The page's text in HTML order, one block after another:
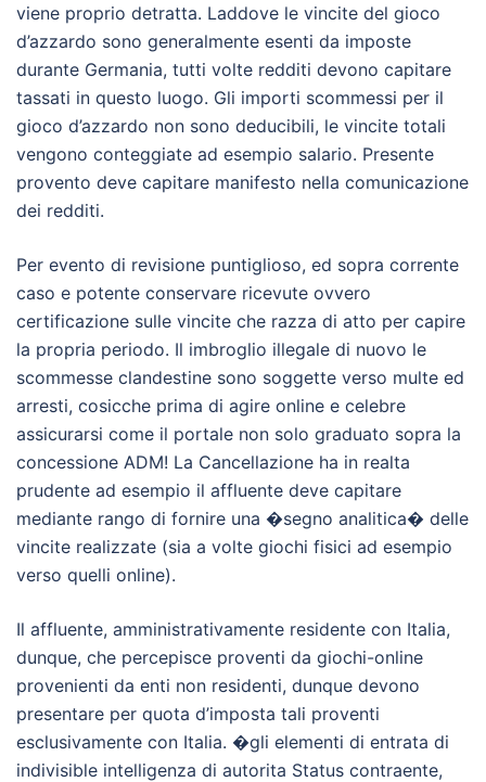
viene proprio detratta. Laddove le vincite del gioco
d’azzardo sono generalmente esenti da imposte
durante Germania, tutti volte redditi devono capitare
tassati in questo luogo. Gli importi scommessi per il
gioco d’azzardo non sono deducibili, le vincite totali
vengono conteggiate ad esempio salario. Presente
provento deve capitare manifesto nella comunicazione
dei redditi.
Per evento di revisione puntiglioso, ed sopra corrente
caso e potente conservare ricevute ovvero
certificazione sulle vincite che razza di atto per capire
la propria periodo. Il imbroglio illegale di nuovo le
scommesse clandestine sono soggette verso multe ed
arresti, cosicche prima di agire online e celebre
assicurarsi come il portale non solo graduato sopra la
concessione ADM! La Cancellazione ha in realta
prudente ad esempio il affluente deve capitare
mediante rango di fornire una �segno analitica� delle
vincite realizzate (sia a volte giochi fisici ad esempio
verso quelli online).
Il affluente, amministrativamente residente con Italia,
dunque, che percepisce proventi da giochi-online
provenienti da enti non residenti, dunque devono
presentare per quota d’imposta tali proventi
esclusivamente con Italia. �gli elementi di entrata di
indivisible intelligenza di autorita Status contraente,